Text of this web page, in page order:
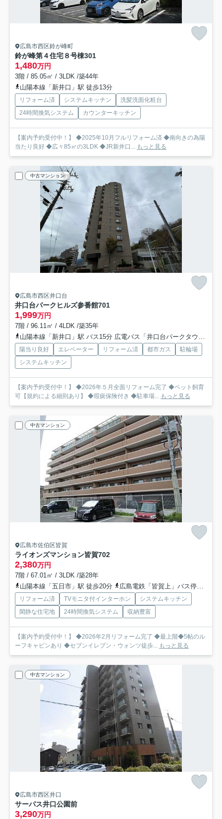
広島市西区鈴が峰町
鈴が峰第４住宅８号棟301
1,480万円
3階 / 85.05㎡ / 3LDK /築44年
山陽本線「新井口」駅 徒歩13分
リフォーム済 システムキッチン
洗髪洗面化粧台
24時間換気システム
カウンターキッチン
【案内予約受付中！】 ◆2025年10月フルリフォーム済 ◆南向きの為陽
当たり良好 ◆広々85㎡の3LDK ◆JR新井口... もっと見る
中古マンション
広島市西区井口台
井口台パークヒルズ参番館701
1,999万円
7階 / 96.11㎡ / 4LDK /築35年
山陽本線「新井口」駅 バス15分 広電バス「井口台パークタウン」 停歩3分
陽当り良好 エレベーター リフォーム済 都市ガス
駐輪場
システムキッチン
【案内予約受付中！】 ◆2026年５月全面リフォーム完了 ◆ペット飼育
可【規約による細則あり】 ◆瑕疵保険付き ◆駐車場... もっと見る
中古マンション
広島市佐伯区皆賀
ライオンズマンション皆賀702
2,380万円
7階 / 67.01㎡ / 3LDK /築28年
山陽本線「五日市」駅 徒歩20分
広島電鉄「皆賀上」バス停下車 徒歩1分
リフォーム済 TVモニタ付インターホン
システムキッチン
閑静な住宅地
24時間換気システム 収納豊富
【案内予約受付中！】 ◆2026年2月リフォーム完了 ◆最上階◆5帖のル
ーフキャビンあり ◆セブンイレブン・ウォンツ徒歩... もっと見る
中古マンション
広島市西区井口
サーパス井口公園前
3,290万円